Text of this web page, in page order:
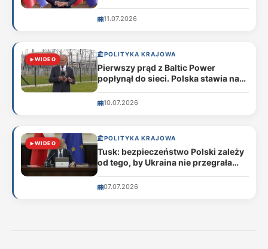
11.07.2026
WIDEO
POLITYKA KRAJOWA
Pierwszy prąd z Baltic Power
popłynął do sieci. Polska stawia na
10.07.2026
WIDEO
POLITYKA KRAJOWA
Tusk: bezpieczeństwo Polski zależy
od tego, by Ukraina nie przegrała
07.07.2026